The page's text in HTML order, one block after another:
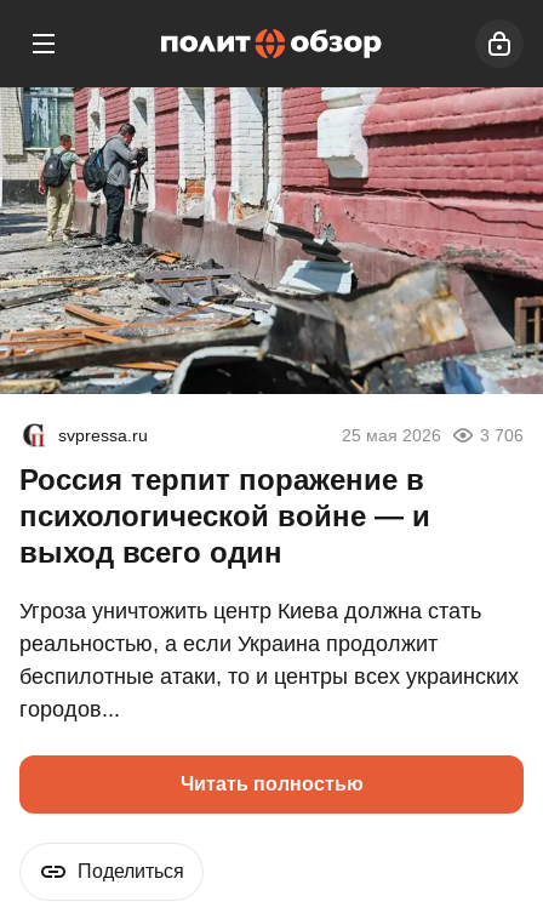
svpressa.ru 25 мая 2026 3 706
Россия терпит поражение в
психологической войне — и
выход всего один
Угроза уничтожить центр Киева должна стать
реальностью, а если Украина продолжит
беспилотные атаки, то и центры всех украинских
городов...
Читать полностью
Поделиться